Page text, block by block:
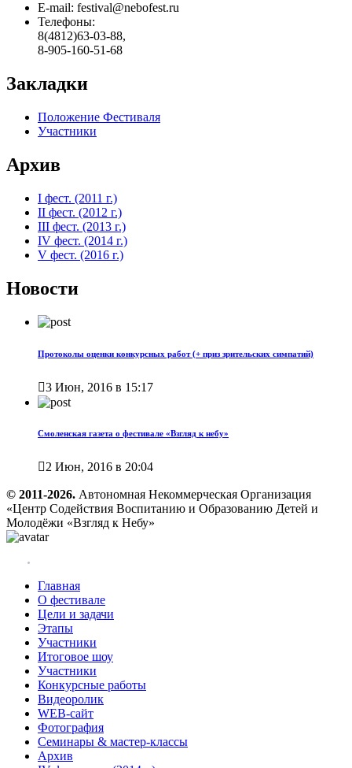
E-mail: festival@nebofest.ru
Телефоны:
8(4812)63-03-88,
8-905-160-51-68
Закладки
Положение Фестиваля
Участники
Архив
I фест. (2011 г.)
II фест. (2012 г.)
III фест. (2013 г.)
IV фест. (2014 г.)
V фест. (2016 г.)
Новости
Протоколы оценки конкурсных работ (+ приз зрительских симпатий)
3 Июн, 2016 в 15:17
Смоленская газета о фестивале «Взгляд к небу»
2 Июн, 2016 в 20:04
© 2011-2026. Автономная Некоммерческая Организация
«Центр Содействия Воспитанию и Образованию Детей и
Молодёжи «Взгляд к Небу»
Главная
О фестивале
Цели и задачи
Этапы
Участники
Итоговое шоу
Участники
Конкурсные работы
Видеоролик
WEB-сайт
Фотография
Семинары & мастер-классы
Архив